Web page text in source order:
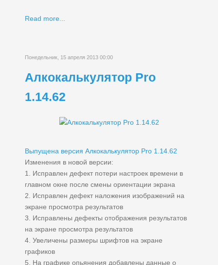
Read more...
Понедельник, 15 апреля 2013 00:00
Алкокалькулятор Pro
1.14.62
Выпущена версия Алкокалькулятор Pro 1.14.62
Изменения в новой версии:
1. Исправлен дефект потери настроек времени в
главном окне после смены ориентации экрана
2. Исправлен дефект наложения изображений на
экране просмотра результатов
3. Исправлены дефекты отображения результатов
на экране просмотра результатов
4. Увеличены размеры шрифтов на экране
графиков
5. На графике опьянения добавлены данные о